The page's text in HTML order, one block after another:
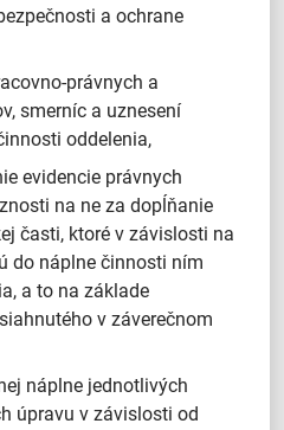
a ochrane
právnych a
smerníc a uznesení
oddelenia,
evidencie právnych
na ne za dopĺňanie
časti, ktoré v závislosti na
do náplne činnosti ním
a to na základe
v záverečnom
náplne jednotlivých
úpravu v závislosti od